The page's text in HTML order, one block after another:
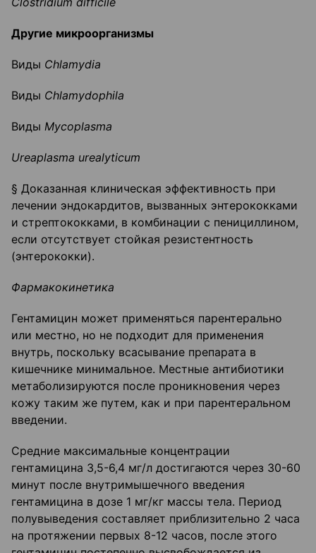
Другие микроорганизмы
Виды Chlamydia
Виды Chlamydophila
Виды Mycoplasma
Ureaplasma urealyticum
§ Доказанная клиническая эффективность при
лечении эндокардитов, вызванных энтерококками
и стрептококками, в комбинации с пенициллином,
если отсутствует стойкая резистентность
(энтерококки).
Фармакокинетика
Гентамицин может применяться парентерально
или местно, но не подходит для применения
внутрь, поскольку всасывание препарата в
кишечнике минимальное. Местные антибиотики
метаболизируются после проникновения через
кожу таким же путем, как и при парентеральном
введении.
Средние максимальные концентрации
гентамицина 3,5-6,4 мг/л достигаются через 30-60
минут после внутримышечного введения
гентамицина в дозе 1 мг/кг массы тела. Период
полувыведения составляет приблизительно 2 часа
на протяжении первых 8-12 часов, после этого